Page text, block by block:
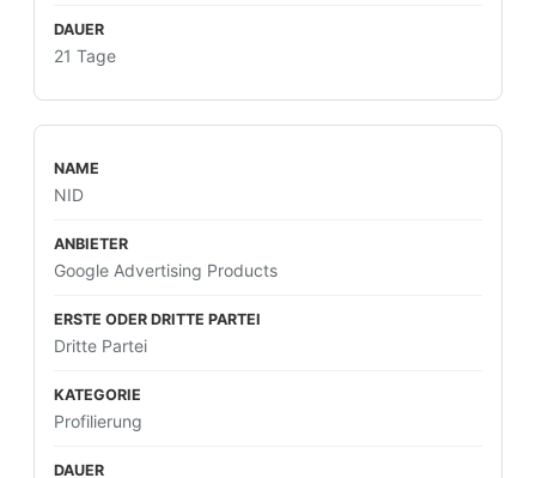
21 Tage
NID
Google Advertising Products
Dritte Partei
Profilierung